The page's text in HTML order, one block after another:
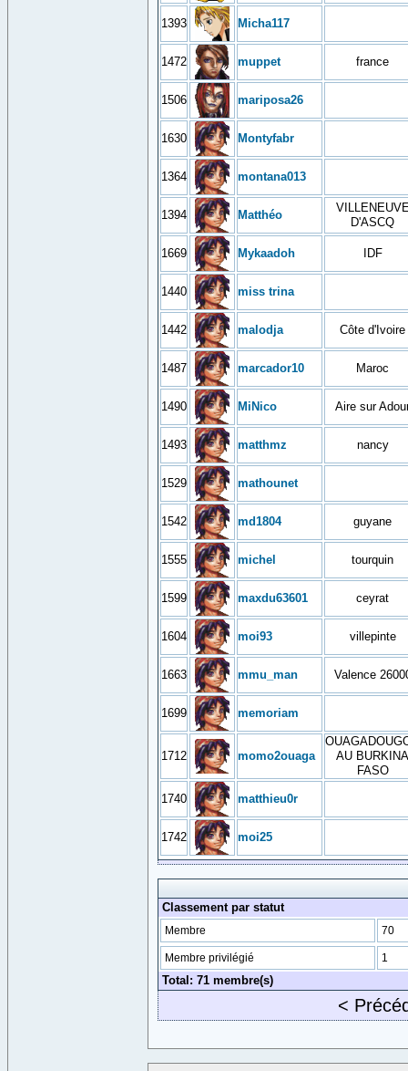
1393 Micha117
1472 muppet france
1506 mariposa26
1630 Montyfabr
1364 montana013
1394 Matthéo
D'ASCQ
1669 Mykaadoh IDF
1440 miss trina
1442 malodja Côte d'Ivoire
1487 marcador10 Maroc
1490 MiNico Aire sur
1493 matthmz nancy
1529 mathounet
1542 md1804 guyane
1555 michel tourquin
1599 maxdu63601 ceyrat
1604 moi93 villepinte
1663 mmu_man Valence
1699 memoriam
1712 momo2ouaga
AU BURKINA
FASO
1740 matthieu0r
1742 moi25
Classement par statut
Membre 70
Membre privilégié 1
Total: 71 membre(s)
<